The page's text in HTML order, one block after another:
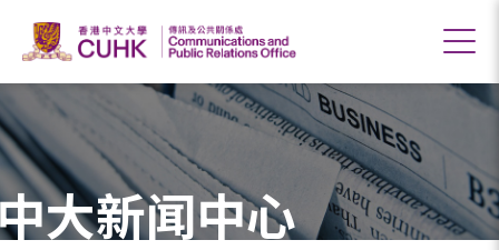
大新闻中心